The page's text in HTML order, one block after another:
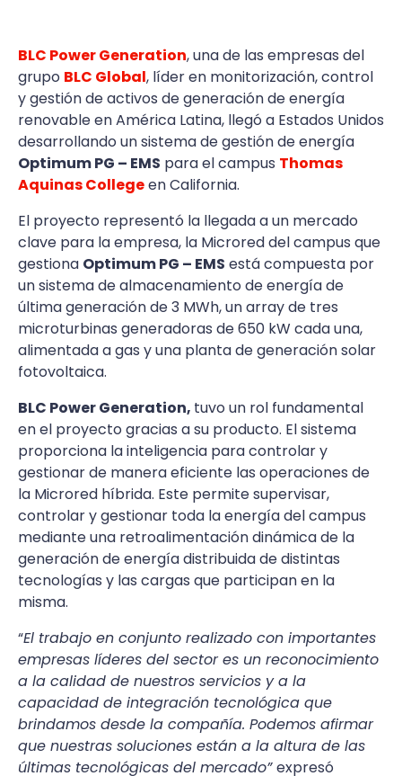
BLC Power Generation, una de las empresas del
grupo BLC Global, líder en monitorización, control
y gestión de activos de generación de energía
renovable en América Latina, llegó a Estados Unidos
desarrollando un sistema de gestión de energía
Optimum PG – EMS para el campus Thomas
Aquinas Collegeen California.
El proyecto representó la llegada a un mercado
clave para la empresa, la Microred del campus que
gestiona Optimum PG – EMS está compuesta por
un sistema de almacenamiento de energía de
última generación de 3 MWh, un array de tres
microturbinas generadoras de 650 kW cada una,
alimentada a gas y una planta de generación solar
fotovoltaica.
BLC Power Generation, tuvo un rol fundamental
en el proyecto gracias a su producto. El sistema
proporciona la inteligencia para controlar y
gestionar de manera eficiente las operaciones de
la Microred híbrida. Este permite supervisar,
controlar y gestionar toda la energía del campus
mediante una retroalimentación dinámica de la
generación de energía distribuida de distintas
tecnologías y las cargas que participan en la
misma.
“El trabajo en conjunto realizado con importantes
empresas líderes del sector es un reconocimiento
a la calidad de nuestros servicios y a la
capacidad de integración tecnológica que
brindamos desde la compañía. Podemos afirmar
que nuestras soluciones están a la altura de las
últimas tecnológicas del mercado”expresó